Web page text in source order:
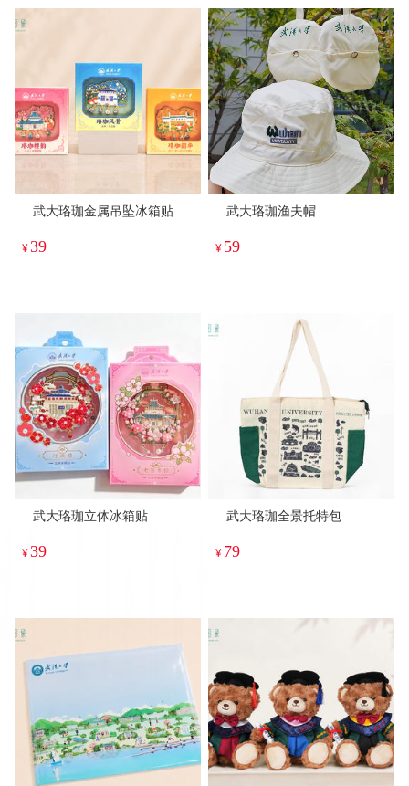
武大珞珈金属吊坠冰箱贴
¥39
武大珞珈渔夫帽
¥ 59
武大珞珈立体冰箱贴
¥39
武大珞珈全景托特包
¥ 79